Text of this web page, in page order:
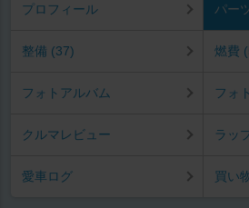
プロフィール パー
整備 (37) 燃費
フォトアルバム フォ
クルマレビュー ラッ
愛車ログ 買い